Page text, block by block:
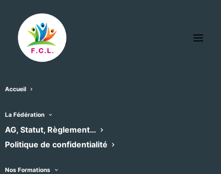
Accueil
La Fédération
AG, Statut, Règlement…
Politique de confidentialité
Nos Formations